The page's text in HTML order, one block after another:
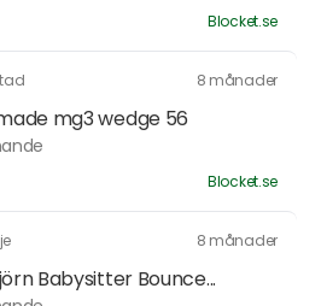
Blocket.se
8 månader
mg3 wedge 56
Blocket.se
8 månader
Babysitter Bounce...